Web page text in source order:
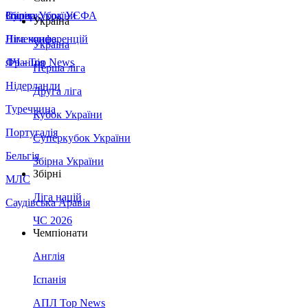
Збірна України
Італія
Німеччина
Франція
Нідерланди
Туреччина
Португалія
Бельгія
МЛС
Саудівська Аравія
Суперкубок УЄФА
Ліга конференцій
ЛЧ - Top News
Україна
Україна
Перша ліга
Друга ліга
Кубок України
Суперкубок України
Збірна України
Збірні
Ліга націй
ЧС 2026
Чемпіонати
Англія
Іспанія
АПЛ Top News